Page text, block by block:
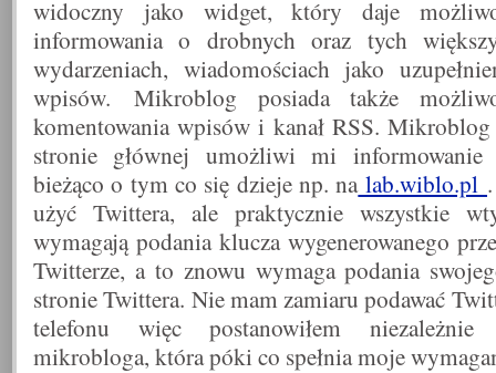
widoczny jako widget, który daje
informowania o drobnych oraz tych
wydarzeniach, wiadomościach jako
wpisów. Mikroblog posiada także
komentowania wpisów i kanał RSS. Mikroblog
stronie głównej umożliwi mi informowanie
bieżąco o tym co się dzieje np. nalab.wiblo.pl
użyć Twittera, ale praktycznie wszystkie
wymagają podania klucza wygenerowanego
Twitterze, a to znowu wymaga podania
stronie Twittera. Nie mam zamiaru podawać
telefonu więc postanowiłem
mikrobloga, która póki co spełnia moje